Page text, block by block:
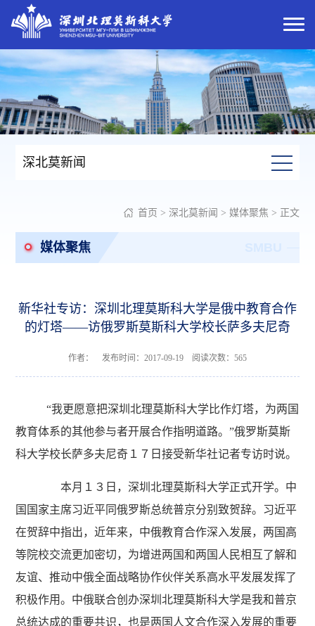
深北莫新闻
首页 > 深北莫新闻 > 媒体聚焦 > 正文
媒体聚焦
新华社专访：深圳北理莫斯科大学是俄中教育合作
的灯塔——访俄罗斯莫斯科大学校长萨多夫尼奇
作者： 发布时间：2017-09-19 阅读次数： 565
“我更愿意把深圳北理莫斯科大学比作灯塔，为两国
教育体系的其他参与者开展合作指明道路。”俄罗斯莫斯
科大学校长萨多夫尼奇１７日接受新华社记者专访时说。
本月１３日，深圳北理莫斯科大学正式开学。中
国国家主席习近平同俄罗斯总统普京分别致贺辞。习近平
在贺辞中指出，近年来，中俄教育合作深入发展，两国高
等院校交流更加密切，为增进两国和两国人民相互了解和
友谊、推动中俄全面战略协作伙伴关系高水平发展发挥了
积极作用。中俄联合创办深圳北理莫斯科大学是我和普京
总统达成的重要共识，也是两国人文合作深入发展的重要